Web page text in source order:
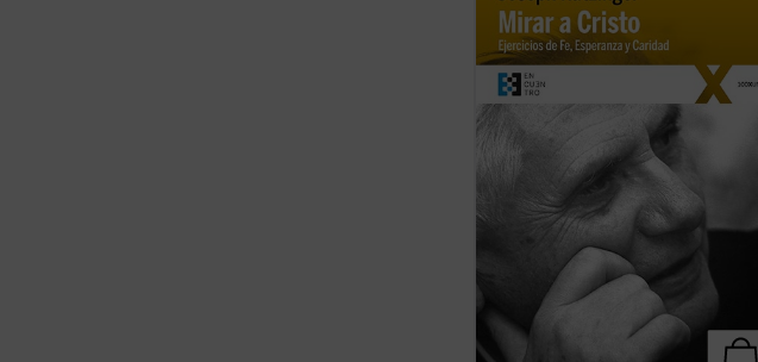
las lecciones impartidas por Joseph
Ratzinger sobre las tres virtudes
teologales en unos ejercicios espirituales
constituye, en palabras del actual papa
emérito Benedicto XVI, «una unión entre
filosofía, ...